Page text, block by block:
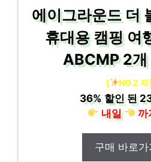
에이그라운드 더
휴대용 캠핑 여
ABCMP 2개
[ NO.2 제
36%할인 된
내일
까
구매 바로가